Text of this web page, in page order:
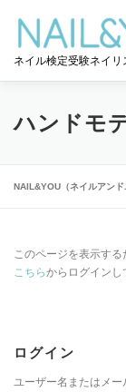
ツ
ネイル検定受験ネイ
ログイン
ハンドモデルを
お問い合わせ
ハンドモ
NAIL&YOU（ネイルアンド
このページを表示する
こちらからログインし
ログイン
ユーザー名またはメー